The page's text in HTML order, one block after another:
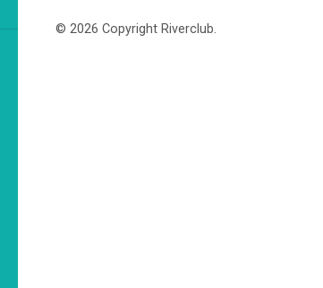
© 2026 Copyright Riverclub.